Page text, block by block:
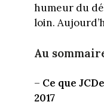
humeur du
loin.
Au
– Ce que
2017